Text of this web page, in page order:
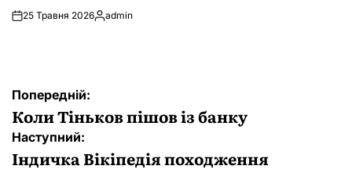
25 Травня 2026Опубліковано
admin
Навігація
записів
Попередній:
Коли Тіньков пішов із банку
Наступний:
Індичка Вікіпедія походження